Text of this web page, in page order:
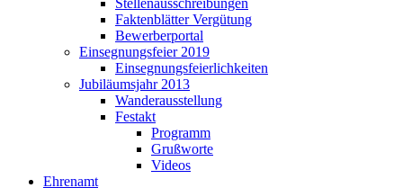
Stellenausschreibungen
Faktenblätter Vergütung
Bewerberportal
Einsegnungsfeier 2019
Einsegnungsfeierlichkeiten
Jubiläumsjahr 2013
Wanderausstellung
Festakt
Programm
Grußworte
Videos
Ehrenamt